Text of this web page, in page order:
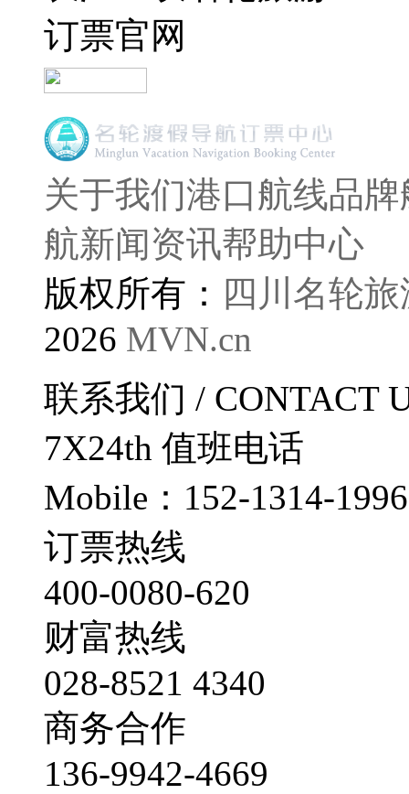
订票官网
关于我们港口航线品
航新闻资讯帮助中心
版权所有： 四川名轮
2026 MVN.cn
联系我们 / CONTACT
7X24th 值班电话
Mobile：152-1314-1996
订票热线
400-0080-620
财富热线
028-8521 4340
商务合作
136-9942-4669